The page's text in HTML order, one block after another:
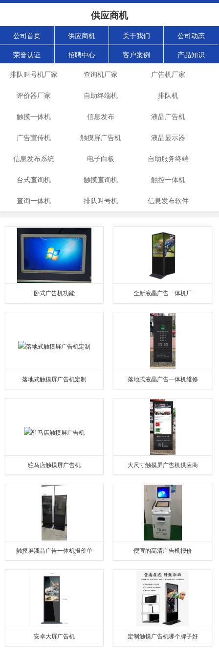
供应商机
公司首页 供应商机 关于我们 公司动态
荣誉认证 招聘中心 客户案例 产品知识
排队叫号机厂家 查询机厂家 广告机厂家
评价器厂家 自助终端机 排队机
触摸一体机 信息发布 液晶广告机
广告宣传机 触摸屏广告机 液晶显示器
信息发布系统 电子白板 自助服务终端
台式查询机 触摸查询机 触控一体机
查询一体机 排队叫号机 信息发布软件
卧式广告机功能 全新液晶广告一体机厂
落地式触摸屏广告机定制 落地式液晶广告一体机维修
驻马店触摸屏广告机 大尺寸触摸屏广告机供应商
触摸屏液晶广告一体机报价单 便宜的高清广告机报价
安卓大屏广告机 定制触摸广告机哪个牌子好